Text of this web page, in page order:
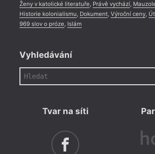
Ženy v katolické literatuře, Právě vychází,
Historie kolonialismu, Dokument, Výroční ceny,
969 slov o próze, Islám
Vyhledávání
Tvar na síti